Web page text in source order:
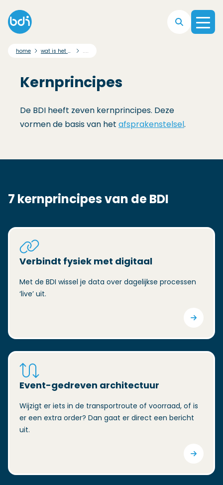
home wat is het bdi afsprakenstelsel? ....
Kernprincipes
De BDI heeft zeven kernprincipes. Deze
vormen de basis van het afsprakenstelsel.
7 kernprincipes van de BDI
Verbindt fysiek met digitaal
Met de BDI wissel je data over dagelijkse processen
‘live’ uit.
Event-gedreven architectuur
Wijzigt er iets in de transportroute of voorraad, of is
er een extra order? Dan gaat er direct een bericht
uit.